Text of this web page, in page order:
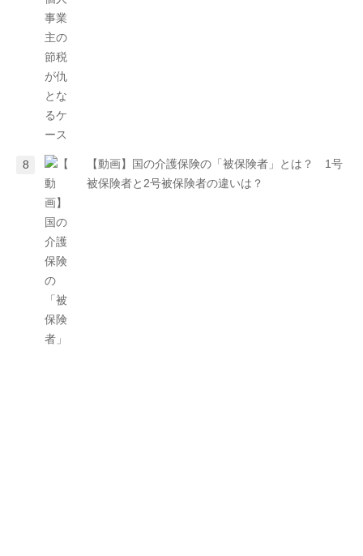
【動画】国の介護保険の「被保険者」とは？ 1号
被保険者と2号被保険者の違いは？